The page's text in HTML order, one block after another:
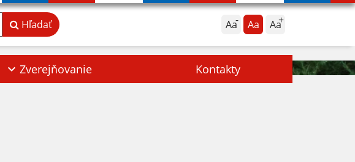
Aa Aa Aa
Hľadať
Zverejňovanie Kontakty